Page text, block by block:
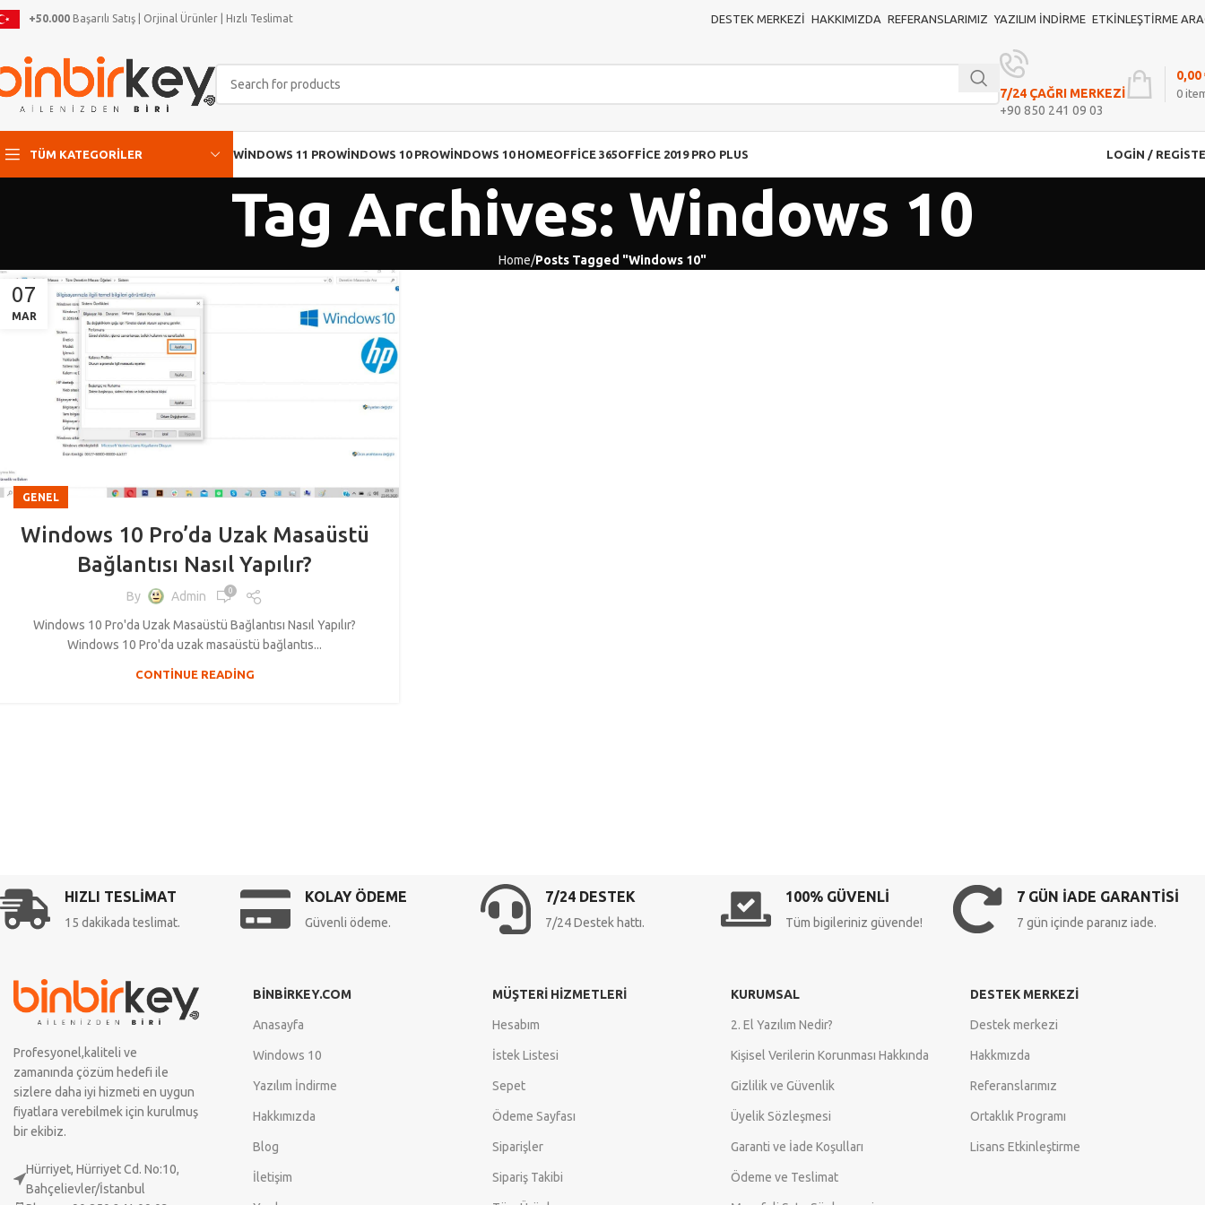
+50.000 Başarılı Satış | Orjinal Ürünler | Hızlı Teslimat DESTEK MERKEZI HAKKIMIZDA REFERANSLARIMIZ YAZILIM İNDIRME ETKINLEŞTIRME
7/24 ÇAĞRI MERKEZİ
+90 850 241 09 03
0
0,00
TÜM KATEGORILER WINDOWS 11 PROWINDOWS 10 PROWINDOWS 10 HOMEOFFICE 365OFFICE 2019 PRO PLUS LOGIN /
Tag Archives: Windows 10
Home Posts Tagged "Windows 10"
07
MAR
GENEL
Windows 10 Pro’da Uzak Masaüstü
Bağlantısı Nasıl Yapılır?
By Admin 0
Windows 10 Pro'da Uzak Masaüstü Bağlantısı Nasıl Yapılır?
Windows 10 Pro'da uzak masaüstü bağlantıs...
CONTINUE READING
HIZLI TESLİMAT
15 dakikada teslimat.
KOLAY ÖDEME
Güvenli ödeme.
7/24 DESTEK
7/24 Destek hattı.
100% GÜVENLİ
Tüm bigileriniz güvende!
7 GÜN İADE GARANTİSİ
7 gün içinde paranız iade.
Profesyonel,kaliteli ve
zamanında çözüm hedefi ile
sizlere daha iyi hizmeti en uygun
fiyatlara verebilmek için kurulmuş
bir ekibiz.
Hürriyet, Hürriyet Cd. No:10,
Bahçelievler/İstanbul
BİNBİRKEY.COM
Anasayfa
Windows 10
Yazılım İndirme
Hakkımızda
Blog
İletişim
MÜŞTERI HIZMETLERI
Hesabım
İstek Listesi
Sepet
Ödeme Sayfası
Siparişler
Sipariş Takibi
KURUMSAL
2. El Yazılım Nedir?
Kişisel Verilerin Korunması Hakkında
Gizlilik ve Güvenlik
Üyelik Sözleşmesi
Garanti ve İade Koşulları
Ödeme ve Teslimat
DESTEK MERKEZI
Destek merkezi
Hakkmızda
Referanslarımız
Ortaklık Programı
Lisans Etkinleştirme